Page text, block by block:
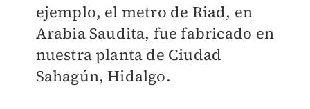
ejemplo, el metro de Riad, en
Arabia Saudita, fue fabricado en
nuestra planta de Ciudad
Sahagún, Hidalgo.